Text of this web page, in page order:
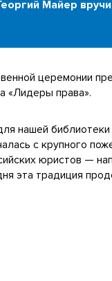
Майер
церемонии
«Лидеры права».
нашей
с крупного
юристов —
эта традиция